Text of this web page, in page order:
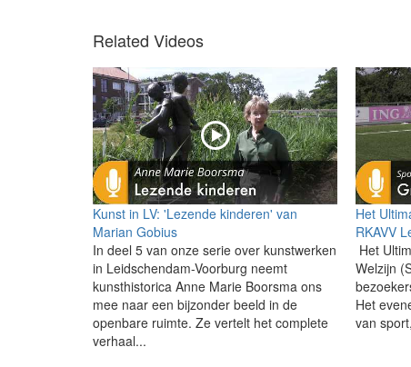
Related Videos
Kunst in LV: 'Lezende kinderen' van
Marian Gobius
In deel 5 van onze serie over kunstwerken
in Leidschendam-Voorburg neemt
kunsthistorica Anne Marie Boorsma ons
mee naar een bijzonder beeld in de
openbare ruimte. Ze vertelt het complete
verhaal...
Het
RKAVV
Het
Welzijn
Het
van